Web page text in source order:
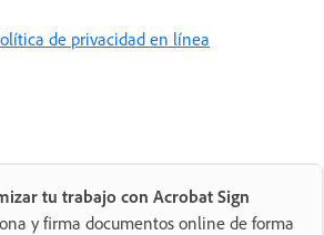
de privacidad en línea
tu trabajo con Acrobat Sign
y firma documentos online de forma